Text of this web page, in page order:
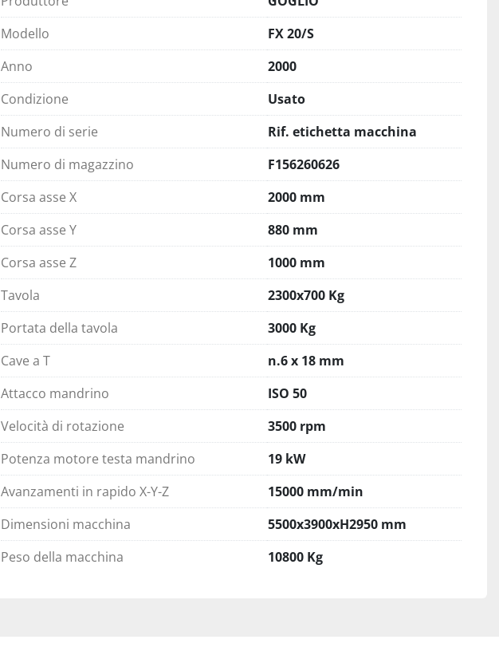
Modello
FX 20/S
Anno
2000
Condizione
Usato
Numero di serie
Rif. etichetta macchina
Numero di magazzino
F156260626
Corsa asse X
2000 mm
Corsa asse Y
880 mm
Corsa asse Z
1000 mm
Tavola
2300x700 Kg
Portata della tavola
3000 Kg
Cave a T
n.6 x 18 mm
Attacco mandrino
ISO 50
Velocità di rotazione
3500 rpm
Potenza motore testa mandrino
19 kW
Avanzamenti in rapido X-Y-Z
15000 mm/min
Dimensioni macchina
5500x3900xH2950 mm
Peso della macchina
10800 Kg